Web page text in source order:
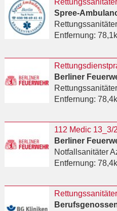
Spree-
Entfernung:
Berliner
Entfernung:
Berliner
Notfallsanitäter
Entfernung: